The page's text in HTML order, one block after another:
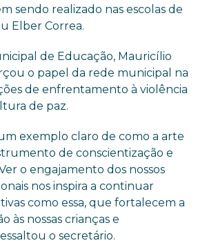
sendo realizado nas escolas de
Elber Correa.
de Educação, Mauricílio
o papel da rede municipal na
de enfrentamento à violência
de paz.
exemplo claro de como a arte
de conscientização e
o engajamento dos nossos
nos inspira a continuar
como essa, que fortalecem a
às nossas crianças e
o secretário.